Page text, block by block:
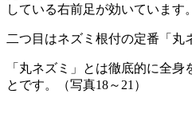
している右前足が効いています。
二つ目はネズミ根付の定番「丸
「丸ネズミ」とは徹底的に全
とです。（写真18～21）